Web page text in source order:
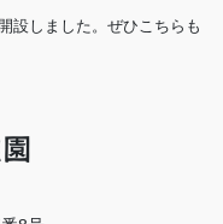
設しました。ぜひこちらも